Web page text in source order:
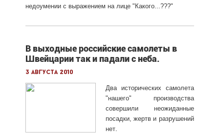
недоумении с выражением на лице "Какого...???"
В выходные российские самолеты в
Швейцарии так и падали с неба.
3 августа 2010
Два исторических самолета
"нашего" производства
совершили неожиданные
посадки, жертв и разрушений
нет.